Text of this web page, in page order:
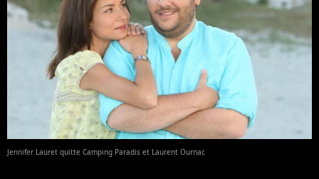
Jennifer Lauret quitte Camping Paradis et Laurent Ournac